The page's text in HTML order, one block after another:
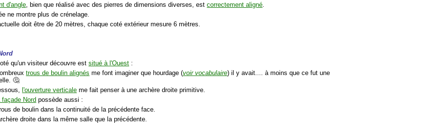
d'angle , bien que réalisé avec des pierres de dimensions diverses, estcorrectement aligné
ne montre plus de crénelage.
doit être de 20 mètres, chaque coté extérieur mesure 6 mètres.
qu'un visiteur découvre estsitué à l'Ouest :
trous de boulin alignés me font imaginer que hourdage (voir vocabulaire) il y avait.... à moins que ce fut une
🤔
l'ouverture verticale me fait penser à une archère droite primitive.
façade Nord possède aussi :
de boulin dans la continuité de la précédente face.
droite dans la même salle que la précédente.